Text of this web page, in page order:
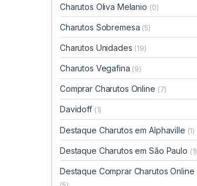
Charutos Oliva Melanio (0)
Charutos Sobremesa (5)
Charutos Unidades (19)
Charutos Vegafina (9)
Comprar Charutos Online (7)
Davidoff (1)
Destaque Charutos em Alphaville (1)
Destaque Charutos em São Paulo (1)
Destaque Comprar Charutos Online